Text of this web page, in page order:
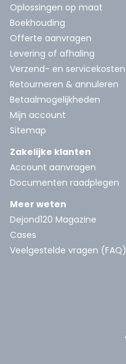
Oplossingen op maat
Boekhouding
Offerte aanvragen
Levering of afhaling
Verzend- en servicekosten
Retourneren & annuleren
Betaalmogelijkheden
Mijn account
Sitemap
Zakelijke klanten
Account aanvragen
Documenten raadplegen
Meer weten
Dejond120 Magazine
Cases
Veelgestelde vragen (FAQ)